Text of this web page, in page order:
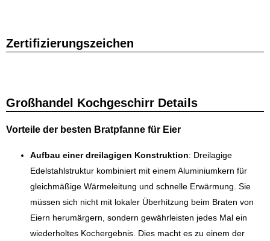
Zertifizierungszeichen
Großhandel Kochgeschirr Details
Vorteile der besten Bratpfanne für Eier
Aufbau einer dreilagigen Konstruktion: Dreilagige
Edelstahlstruktur kombiniert mit einem Aluminiumkern für
gleichmäßige Wärmeleitung und schnelle Erwärmung. Sie
müssen sich nicht mit lokaler Überhitzung beim Braten von
Eiern herumärgern, sondern gewährleisten jedes Mal ein
wiederholtes Kochergebnis. Dies macht es zu einem der